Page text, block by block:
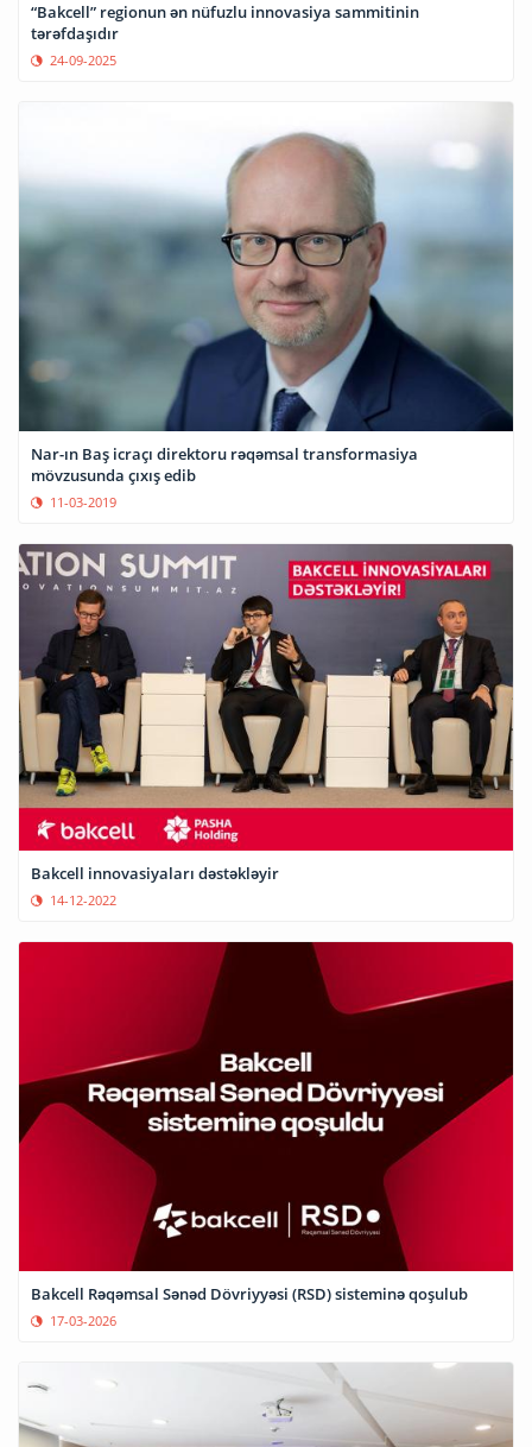
“Bakcell” regionun ən nüfuzlu innovasiya sammitinin
tərəfdaşıdır
24-09-2025
Nar-ın Baş icraçı direktoru rəqəmsal transformasiya
mövzusunda çıxış edib
11-03-2019
Bakcell innovasiyaları dəstəkləyir
14-12-2022
Bakcell Rəqəmsal Sənəd Dövriyyəsi (RSD) sisteminə qoşulub
17-03-2026